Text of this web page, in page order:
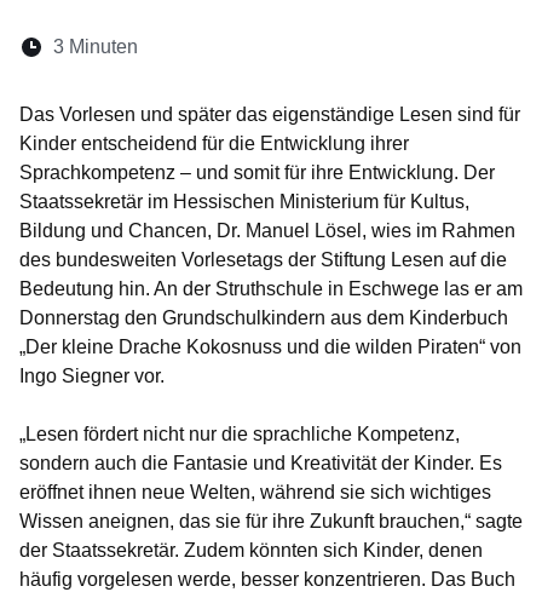
Lesedauer:
3 Minuten
Das Vorlesen und später das eigenständige Lesen sind für
Kinder entscheidend für die Entwicklung ihrer
Sprachkompetenz – und somit für ihre Entwicklung. Der
Staatssekretär im Hessischen Ministerium für Kultus,
Bildung und Chancen, Dr. Manuel Lösel, wies im Rahmen
des bundesweiten Vorlesetags der Stiftung Lesen auf die
Bedeutung hin. An der Struthschule in Eschwege las er am
Donnerstag den Grundschulkindern aus dem Kinderbuch
„Der kleine Drache Kokosnuss und die wilden Piraten“ von
Ingo Siegner vor.
„Lesen fördert nicht nur die sprachliche Kompetenz,
sondern auch die Fantasie und Kreativität der Kinder. Es
eröffnet ihnen neue Welten, während sie sich wichtiges
Wissen aneignen, das sie für ihre Zukunft brauchen,“ sagte
der Staatssekretär. Zudem könnten sich Kinder, denen
häufig vorgelesen werde, besser konzentrieren. Das Buch